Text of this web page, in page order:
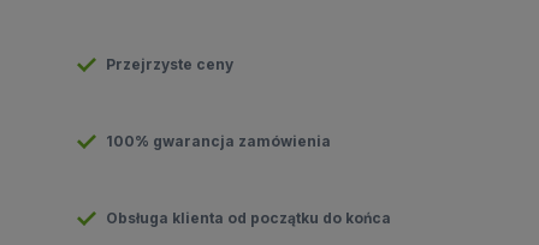
Przejrzyste ceny
100% gwarancja zamówienia
Obsługa klienta od początku do końca